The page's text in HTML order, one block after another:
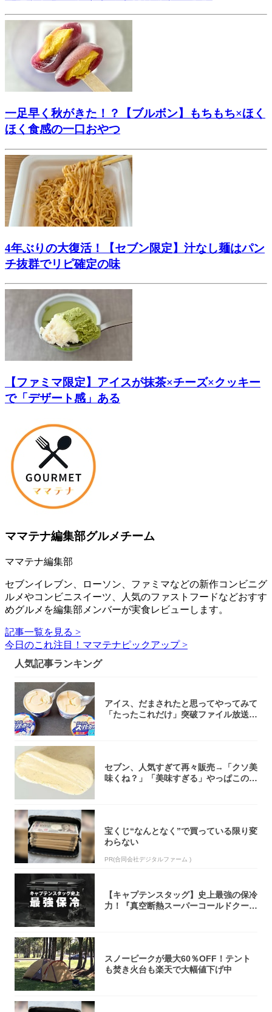
一足早く秋がきた！？【ブルボン】もちもち×ほく
ほく食感の一口おやつ
4年ぶりの大復活！【セブン限定】汁なし麺はパン
チ抜群でリピ確定の味
【ファミマ限定】アイスが抹茶×チーズ×クッキー
で「デザート感」ある
ママテナ編集部グルメチーム
ママテナ編集部
セブンイレブン、ローソン、ファミマなどの新作コンビニグ
ルメやコンビニスイーツ、人気のファストフードなどおすす
めグルメを編集部メンバーが実食レビューします。
記事一覧を見る >
今日のこれ注目！ママテナピックアップ >
人気記事ランキング
アイス、だまされたと思ってやってみて
「たったこれだけ」突破ファイル放送で
セブン、人気すぎて再々販売→「クソ美
味くね？」「美味すぎる」やっぱこのク
宝くじ“なんとなく”で買っている限り変
わらない
PR(合同会社デジタルファーム )
【キャプテンスタッグ】史上最強の保冷
力！『真空断熱スーパーコールドクーラ
スノーピークが最大60％OFF！テント
も焚き火台も楽天で大幅値下げ中